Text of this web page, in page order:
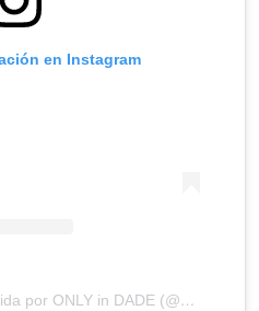
en Instagram
ONLY in DADE (@onlyindade)